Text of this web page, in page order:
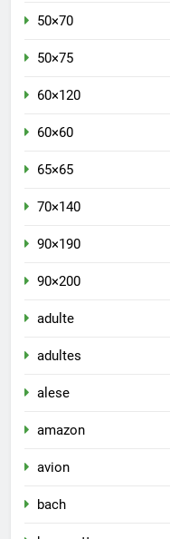
50×70
50×75
60×120
60×60
65×65
70×140
90×190
90×200
adulte
adultes
alese
amazon
avion
bach